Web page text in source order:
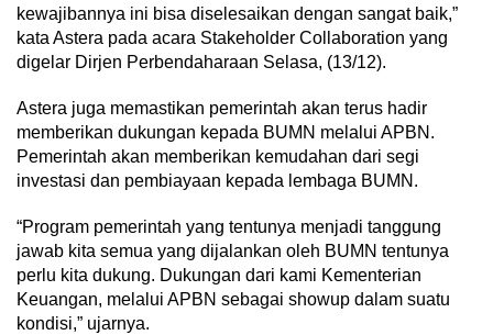
kewajibannya ini bisa diselesaikan dengan sangat baik,”
kata Astera pada acara Stakeholder Collaboration yang
digelar Dirjen Perbendaharaan Selasa, (13/12).
Astera juga memastikan pemerintah akan terus hadir
memberikan dukungan kepada BUMN melalui APBN.
Pemerintah akan memberikan kemudahan dari segi
investasi dan pembiayaan kepada lembaga BUMN.
“Program pemerintah yang tentunya menjadi tanggung
jawab kita semua yang dijalankan oleh BUMN tentunya
perlu kita dukung. Dukungan dari kami Kementerian
Keuangan, melalui APBN sebagai showup dalam suatu
kondisi,” ujarnya.